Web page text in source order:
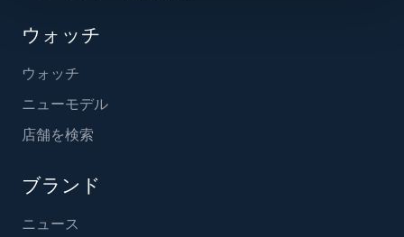
ウォッチ
ウォッチ
ニューモデル
店舗を検索
ブランド
ニュース